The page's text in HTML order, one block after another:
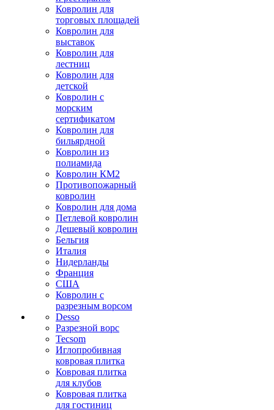
Ковролин для
торговых площадей
Ковролин для
выставок
Ковролин для
лестниц
Ковролин для
детской
Ковролин с
морским
сертификатом
Ковролин для
бильярдной
Ковролин из
полиамида
Ковролин КМ2
Противопожарный
ковролин
Ковролин для дома
Петлевой ковролин
Дешевый ковролин
Бельгия
Италия
Нидерланды
Франция
США
Ковролин с
разрезным ворсом
Desso
Разрезной ворс
Tecsom
Иглопробивная
ковровая плитка
Ковровая плитка
для клубов
Ковровая плитка
для гостиниц